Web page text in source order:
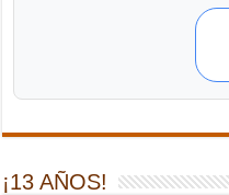
¡13 AÑOS!